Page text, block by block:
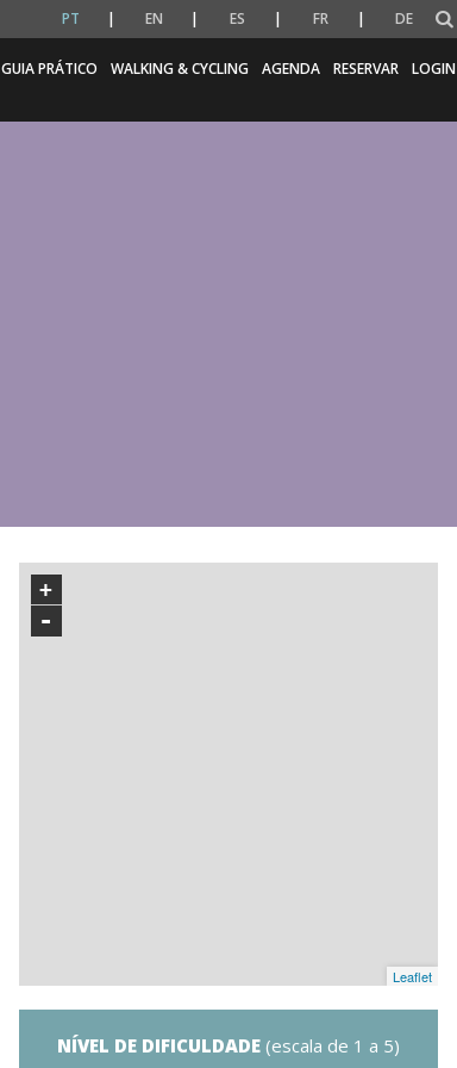
PT EN ES FR DE
GUIA PRÁTICO WALKING & CYCLING AGENDA RESERVAR LOGIN
+
-
Leaflet
NÍVEL DE DIFICULDADE (escala de 1 a 5)